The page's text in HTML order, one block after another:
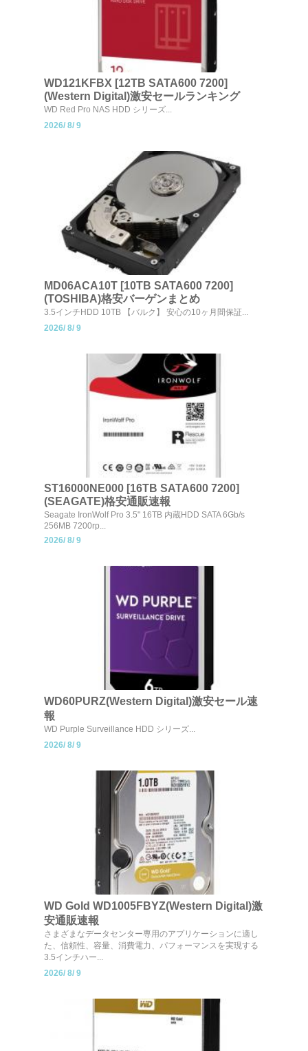
WD121KFBX [12TB SATA600 7200]
(Western Digital)激安セールランキング
WD Red Pro NAS HDD シリーズ...
2026/ 8/ 9
MD06ACA10T [10TB SATA600 7200]
(TOSHIBA)格安バーゲンまとめ
3.5インチHDD 10TB 【バルク】 安心の10ヶ月間保証...
2026/ 8/ 9
ST16000NE000 [16TB SATA600 7200]
(SEAGATE)格安通販速報
Seagate IronWolf Pro 3.5" 16TB 内蔵HDD SATA 6Gb/s
256MB 7200rp...
2026/ 8/ 9
WD60PURZ(Western Digital)激安セール速
報
WD Purple Surveillance HDD シリーズ...
2026/ 8/ 9
WD Gold WD1005FBYZ(Western Digital)激
安通販速報
さまざまなデータセンター専用のアプリケーションに適し
た、信頼性、容量、消費電力、パフォーマンスを実現する
3.5インチハー...
2026/ 8/ 9